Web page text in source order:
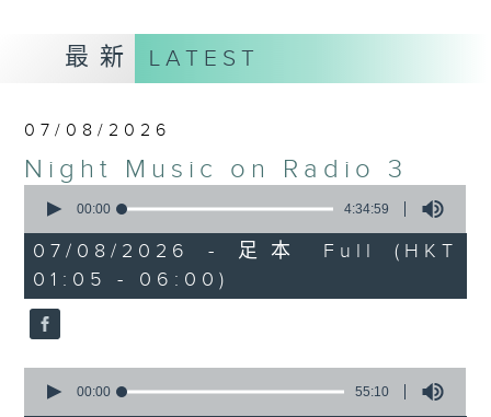
and soft rock hits, which gently
grow in pace, moving you towards
the 2000s and a perfect morning
Seven days a week from 1.05am...
最新 LATEST
07/08/2026
Night Music on Radio 3
seconds
4
hours,
34
minutes,
59
seconds
00:00 4:34:59
07/08/2026 - 足本 Full (HKT
01:05 - 06:00)
seconds
00:00 55:10